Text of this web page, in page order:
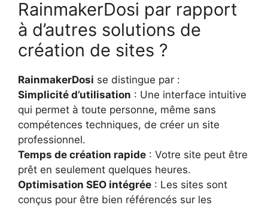
RainmakerDosi par rapport
à d’autres solutions de
création de sites ?
RainmakerDosi se distingue par :
Simplicité d’utilisation : Une interface intuitive
qui permet à toute personne, même sans
compétences techniques, de créer un site
professionnel.
Temps de création rapide : Votre site peut être
prêt en seulement quelques heures.
Optimisation SEO intégrée : Les sites sont
conçus pour être bien référencés sur les